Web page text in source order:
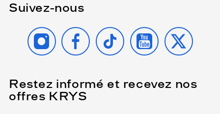
Suivez-nous
INSTAGRAMFACEBOOK
TIKTOK YOUTUBE
X
Restez informé et recevez nos
offres KRYS
Name
(Ce
champ
est
obligatoire)